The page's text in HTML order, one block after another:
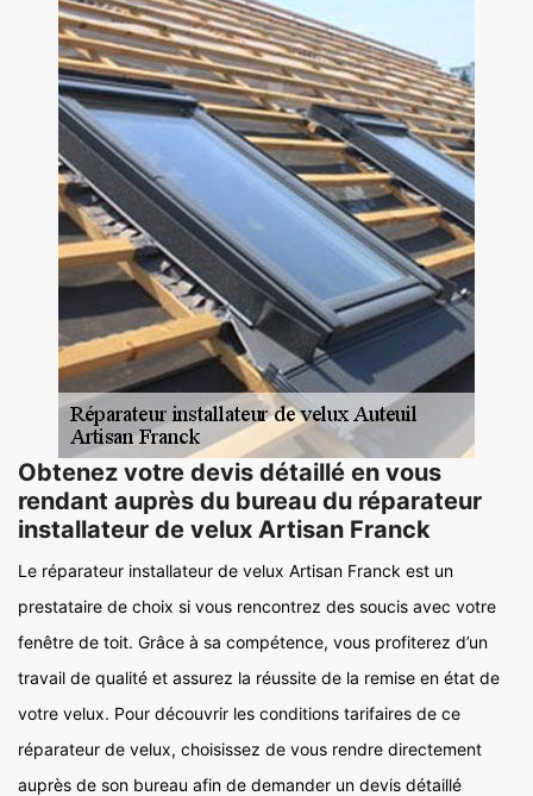
Obtenez votre devis détaillé en vous
rendant auprès du bureau du réparateur
installateur de velux Artisan Franck
Le réparateur installateur de velux Artisan Franck est un
prestataire de choix si vous rencontrez des soucis avec votre
fenêtre de toit. Grâce à sa compétence, vous profiterez d’un
travail de qualité et assurez la réussite de la remise en état de
votre velux. Pour découvrir les conditions tarifaires de ce
réparateur de velux, choisissez de vous rendre directement
auprès de son bureau afin de demander un devis détaillé